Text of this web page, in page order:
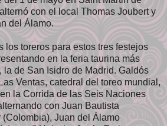
con el local Thomas Joubert y
del Álamo.
los toreros para estos tres festejos
en la feria taurina más
la de San Isidro de Madrid. Galdós
Ventas, catedral del toreo mundial,
la Corrida de las Seis Naciones
con Juan Bautista
Juan del Álamo